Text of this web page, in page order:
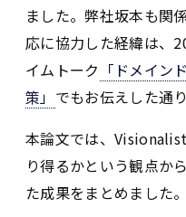
ました。弊社坂本も関
応に協力した経緯は、
イムトーク 「ドメイン
策」 でもお伝えした通り
本論文では、
り得るかという観点か
た成果をまとめました